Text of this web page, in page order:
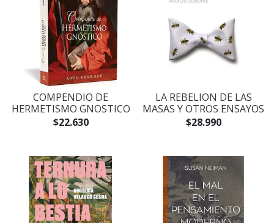
COMPENDIO DE
HERMETISMO GNOSTICO
$22.630
LA REBELION DE LAS
MASAS Y OTROS ENSAYOS
$28.990